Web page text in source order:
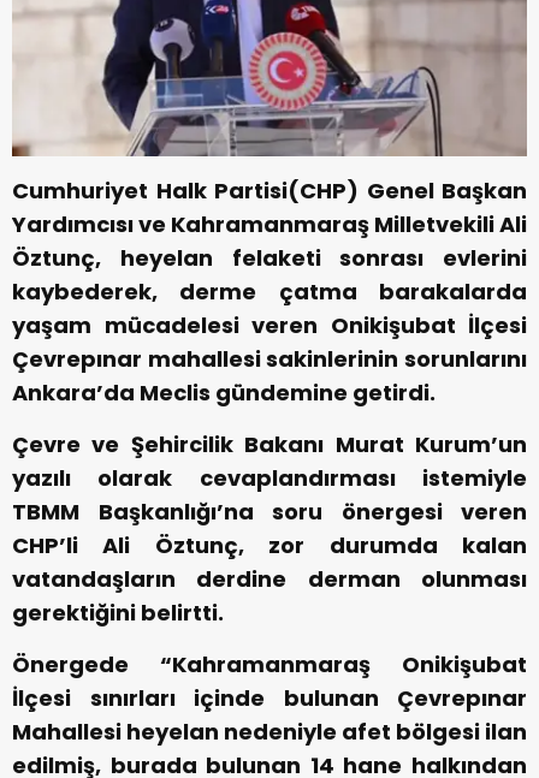
Cumhuriyet Halk Partisi(CHP) Genel Başkan
Yardımcısı ve Kahramanmaraş Milletvekili Ali
Öztunç, heyelan felaketi sonrası evlerini
kaybederek, derme çatma barakalarda
yaşam mücadelesi veren Onikişubat İlçesi
Çevrepınar mahallesi sakinlerinin sorunlarını
Ankara’da Meclis gündemine getirdi.
Çevre ve Şehircilik Bakanı Murat Kurum’un
yazılı olarak cevaplandırması istemiyle
TBMM Başkanlığı’na soru önergesi veren
CHP’li Ali Öztunç, zor durumda kalan
vatandaşların derdine derman olunması
gerektiğini belirtti.
Önergede “Kahramanmaraş Onikişubat
İlçesi sınırları içinde bulunan Çevrepınar
Mahallesi heyelan nedeniyle afet bölgesi ilan
edilmiş, burada bulunan 14 hane halkından